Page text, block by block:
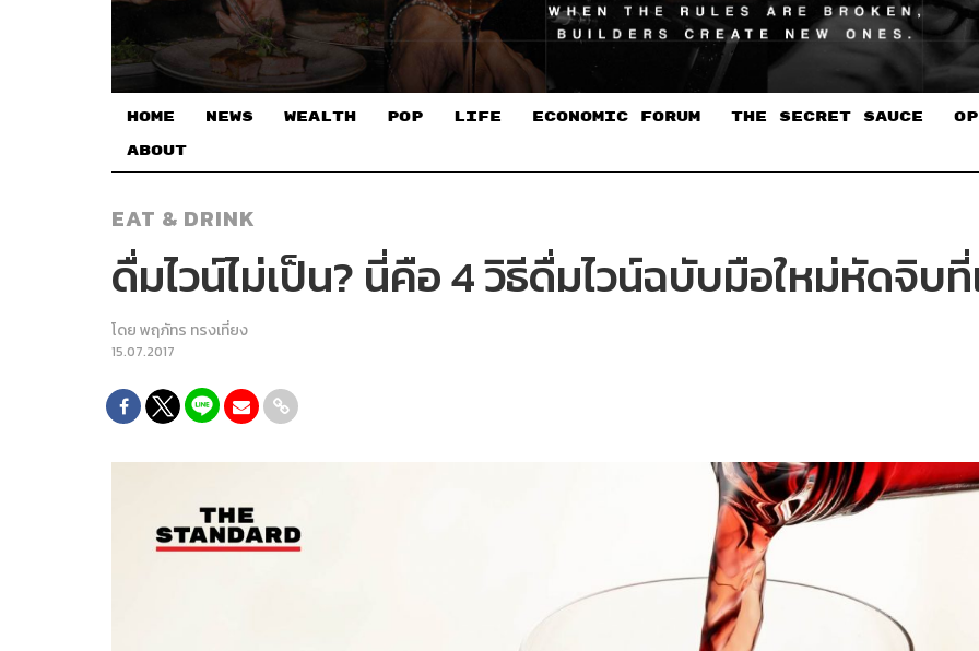
HOME NEWS WEALTH POP LIFE ECONOMIC FORUM THE SECRET SAUCE​
ABOUT
EAT & DRINK
ดื่มไวน์ไม่เป็น? นี่คือ 4 วิธีดื่มไวน์ฉบับมือใหม่หัดจิบ
โดยพฤภัทร ทรงเที่ยง
15.07.2017